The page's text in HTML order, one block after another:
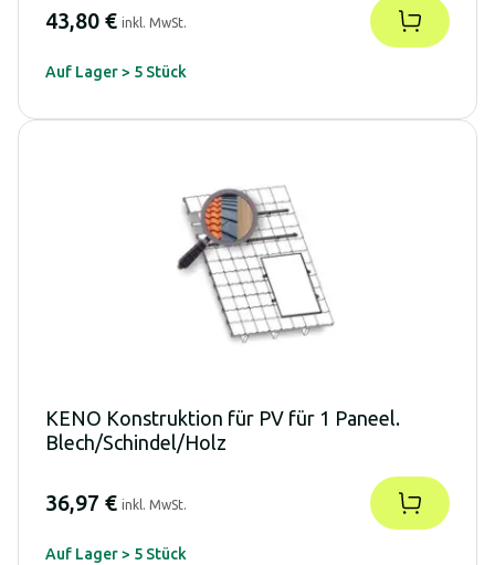
43,80 € inkl. MwSt.
Auf Lager > 5 Stück
KENO Konstruktion für PV für 1 Paneel.
Blech/Schindel/Holz
36,97 € inkl. MwSt.
Auf Lager > 5 Stück